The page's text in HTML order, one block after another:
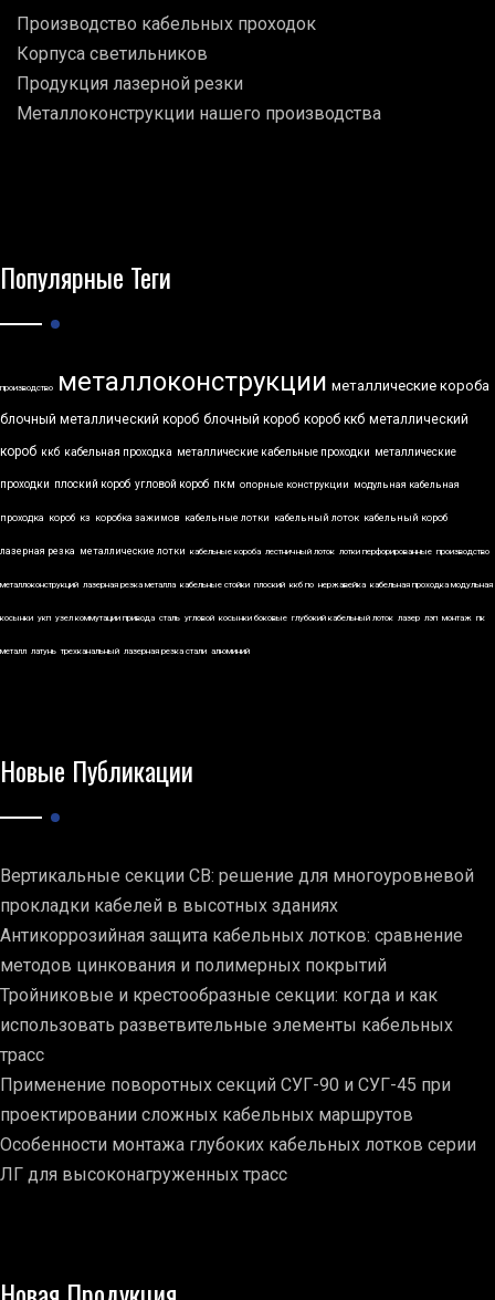
Производство кабельных проходок
Корпуса светильников
Продукция лазерной резки
Металлоконструкции нашего производства
Популярные Теги
производство металлоконструкции металлические короба
блочный металлический короб блочный короб короб ккб металлический
короб ккб кабельная проходка металлические кабельные проходки металлические
проходки плоский короб угловой короб пкм опорные конструкции модульная кабельная
проходка короб кз коробка зажимов кабельные лотки кабельный лоток кабельный короб
лазерная резка металлические лотки кабельные короба лестничный лоток лотки перфорированные производство
металлоконструкций лазерная резка металла кабельные стойки плоский ккб по нержавейка кабельная проходка модульная
косынки укп узел коммутации привода сталь угловой косынки боковые глубокий кабельный лоток лазер лэп монтаж пк
металл латунь трехканальный лазерная резка стали алюминий
Новые Публикации
Вертикальные секции СВ: решение для многоуровневой
прокладки кабелей в высотных зданиях
Антикоррозийная защита кабельных лотков: сравнение
методов цинкования и полимерных покрытий
Тройниковые и крестообразные секции: когда и как
использовать разветвительные элементы кабельных
трасс
Применение поворотных секций СУГ-90 и СУГ-45 при
проектировании сложных кабельных маршрутов
Особенности монтажа глубоких кабельных лотков серии
ЛГ для высоконагруженных трасс